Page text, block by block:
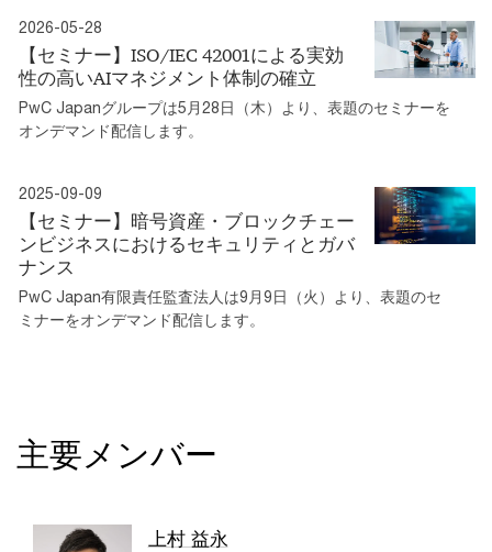
2026-05-28
【セミナー】ISO/IEC 42001による実効
性の高いAIマネジメント体制の確立
PwC Japanグループは5月28日（木）より、表題のセミナーを
オンデマンド配信します。
2025-09-09
【セミナー】暗号資産・ブロックチェー
ンビジネスにおけるセキュリティとガバ
ナンス
PwC Japan有限責任監査法人は9月9日（火）より、表題のセ
ミナーをオンデマンド配信します。
主要メンバー
上村 益永